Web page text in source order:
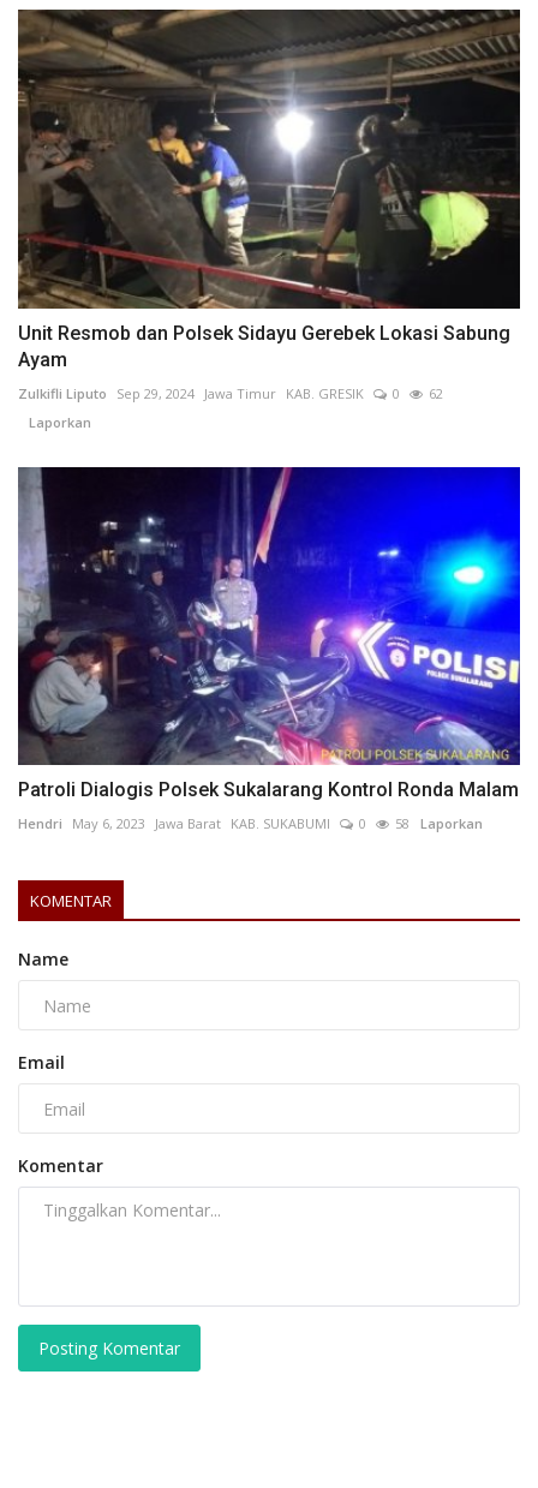
Unit Resmob dan Polsek Sidayu Gerebek Lokasi Sabung
Ayam
Zulkifli Liputo Sep 29, 2024 Jawa Timur KAB. GRESIK 0
62
Laporkan
Patroli Dialogis Polsek Sukalarang Kontrol Ronda Malam
Hendri May 6, 2023 Jawa Barat KAB. SUKABUMI 0 58 Laporkan
KOMENTAR
Name
Email
Komentar
Posting Komentar